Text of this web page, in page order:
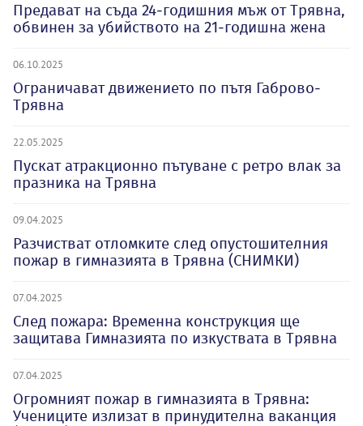
Предават на съда 24-годишния мъж от Трявна,
обвинен за убийството на 21-годишна жена
06.10.2025
Ограничават движението по пътя Габрово-
Трявна
22.05.2025
Пускат атракционно пътуване с ретро влак за
празника на Трявна
09.04.2025
Разчистват отломките след опустошителния
пожар в гимназията в Трявна (СНИМКИ)
07.04.2025
След пожара: Временна конструкция ще
защитава Гимназията по изкуствата в Трявна
07.04.2025
Огромният пожар в гимназията в Трявна:
Учениците излизат в принудителна ваканция